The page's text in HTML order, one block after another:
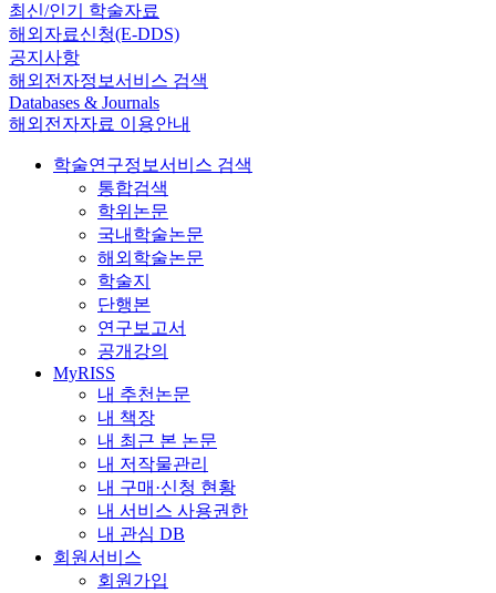
최신/인기 학술자료
해외자료신청(E-DDS)
공지사항
해외전자정보서비스 검색
Databases & Journals
해외전자자료 이용안내
학술연구정보서비스 검색
통합검색
학위논문
국내학술논문
해외학술논문
학술지
단행본
연구보고서
공개강의
MyRISS
내 추천논문
내 책장
내 최근 본 논문
내 저작물관리
내 구매·신청 현황
내 서비스 사용권한
내 관심 DB
회원서비스
회원가입